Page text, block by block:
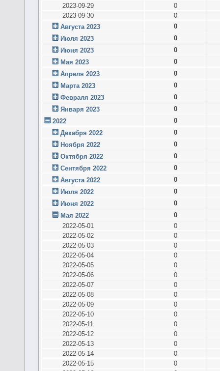
2023-09-29
0
2023-09-30
0
Августа 2023
0
Июля 2023
0
Июня 2023
0
Мая 2023
0
Апреля 2023
0
Марта 2023
0
Февраля 2023
0
Января 2023
0
2022
0
Декабря 2022
0
Ноября 2022
0
Октября 2022
0
Сентября 2022
0
Августа 2022
0
Июля 2022
0
Июня 2022
0
Мая 2022
0
2022-05-01
0
2022-05-02
0
2022-05-03
0
2022-05-04
0
2022-05-05
0
2022-05-06
0
2022-05-07
0
2022-05-08
0
2022-05-09
0
2022-05-10
0
2022-05-11
0
2022-05-12
0
2022-05-13
0
2022-05-14
0
2022-05-15
0